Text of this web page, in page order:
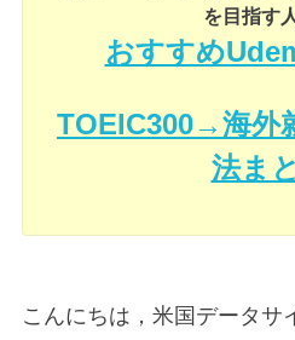
を目指す
おすすめ
TOEIC300→海外
法ま
こんにちは，米国データサ